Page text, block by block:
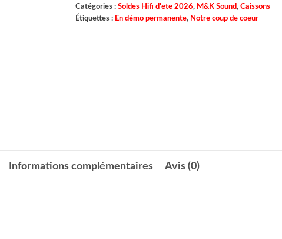
Catégories :Soldes Hifi d'ete 2026, M&K Sound,Caissons
Étiquettes : En démo permanente, Notre coup de coeur
Informations complémentaires Avis (0)